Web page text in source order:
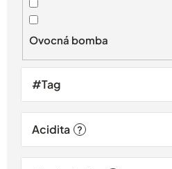
Ovocná bomba
#Tag
Acidita ?